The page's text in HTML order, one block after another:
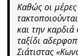
Καθώς οι
και την
ταξίδι
Σιάτιστας